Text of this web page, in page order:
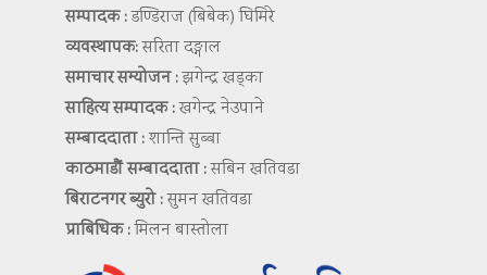
सम्पादक :डण्डिराज (बिबेक) घिमिरे
व्यवस्थापक:सरिता दङ्गाल
समाचार सम्योजन :झगेन्द्र खड्का
साहित्य सम्पादक :खगेन्द्र नेउपाने
सम्बाददाता :शान्ति सुब्बा
काठमाडौं सम्बाददाता :सबिन खतिवडा
बिराटनगर ब्युरो :सुमन खतिवडा
प्राबिधिक :मिलन बास्तोला